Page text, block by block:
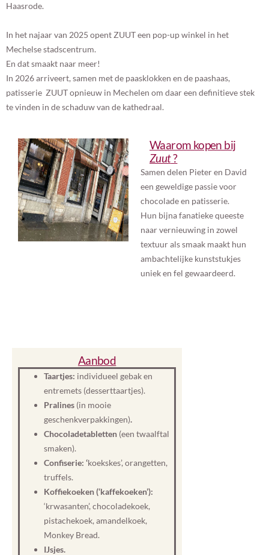
Haasrode.
In het najaar van 2025 opent ZUUT een pop-up winkel in het
Mechelse stadscentrum.
En dat smaakt naar meer!
In 2026 arriveert, samen met de paasklokken en de paashaas,
patisserie ZUUT opnieuw in Mechelen om daar een definitieve stek
te vinden in de schaduw van de kathedraal.
Waarom kopen bij
Zuut?
Samen delen Pieter en David
een geweldige passie voor
chocolade en patisserie.
Hun bijna fanatieke queeste
naar vernieuwing in zowel
textuur als smaak maakt hun
ambachtelijke kunststukjes
uniek en fel gewaardeerd.
Aanbod
Taartjes: individueel gebak en
entremets (desserttaartjes).
Pralines (in mooie
geschenkverpakkingen).
Chocoladetabletten (een twaalftal
smaken).
Confiserie: ‘koekskes’, orangetten,
truffels.
Koffiekoeken (‘kaffekoeken’):
‘krwasanten’, chocoladekoek,
pistachekoek, amandelkoek,
Monkey Bread.
IJsjes.